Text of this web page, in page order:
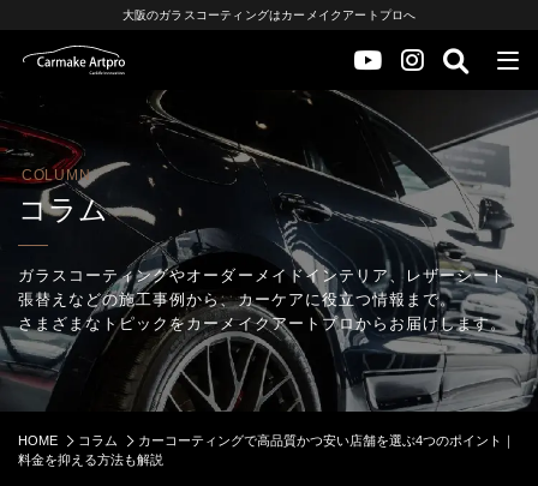
大阪のガラスコーティングはカーメイクアートプロへ
COLUMN
コラム
ガラスコーティングやオーダーメイドインテリア、レザーシート
張替えなどの施工事例から、カーケアに役立つ情報まで。
さまざまなトピックをカーメイクアートプロからお届けします。
HOME コラム
カーコーティングで高品質かつ安い店舗を選ぶ4つのポイント｜
料金を抑える方法も解説